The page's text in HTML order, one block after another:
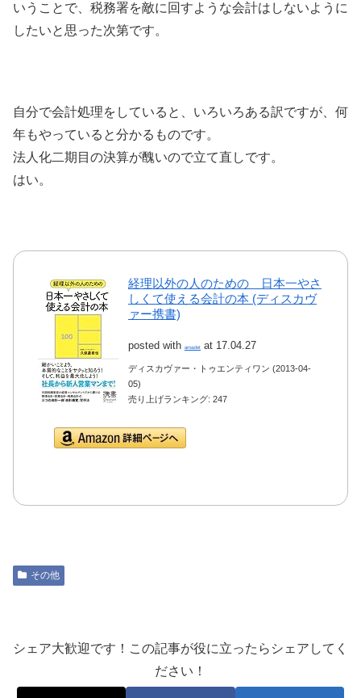
いうことで、税務署を敵に回すような会計はしないように
したいと思った次第です。
自分で会計処理をしていると、いろいろある訳ですが、何
年もやっていると分かるものです。
法人化二期目の決算が醜いので立て直しです。
はい。
経理以外の人のための 日本一やさ
しくて使える会計の本 (ディスカヴ
ァー携書)
posted with amazlet at 17.04.27
ディスカヴァー・トゥエンティワン (2013-04-
05)
売り上げランキング: 247
その他
シェア大歓迎です！この記事が役に立ったらシェアしてく
ださい！